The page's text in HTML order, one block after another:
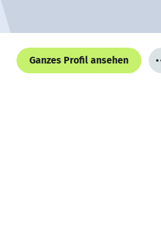
Ganzes Profil ansehen